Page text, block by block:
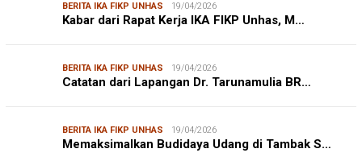
BERITA IKA FIKP UNHAS 19/04/2026
Kabar dari Rapat Kerja IKA FIKP Unhas, M…
BERITA IKA FIKP UNHAS 19/04/2026
Catatan dari Lapangan Dr. Tarunamulia BR…
BERITA IKA FIKP UNHAS 19/04/2026
Memaksimalkan Budidaya Udang di Tambak S…